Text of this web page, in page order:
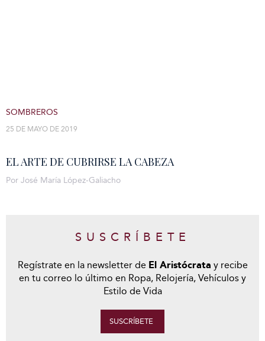
EL ARTE DE CUBRIRSE LA CABEZA
25 DE MAYO DE 2019
SOMBREROS
Por José María López-Galiacho
SUSCRÍBETE
Regístrate en la newsletter de El Aristócrata y recibe
en tu correo lo último en Ropa, Relojería, Vehículos y
Estilo de Vida
SUSCRÍBETE